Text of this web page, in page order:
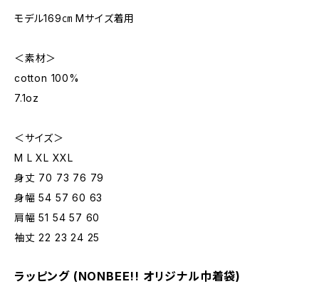
モデル169㎝ Mサイズ着用
＜素材＞
cotton 100%
7.1oz
＜サイズ＞
M L XL XXL
身丈 70 73 76 79
身幅 54 57 60 63
肩幅 51 54 57 60
袖丈 22 23 24 25
ラッピング (NONBEE!! オリジナル巾着袋)